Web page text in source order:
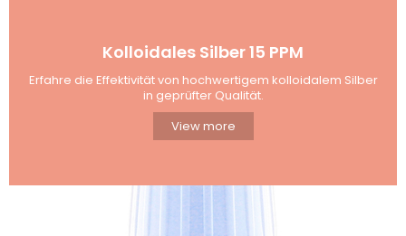
Kolloidales Silber 15 PPM
Erfahre die Effektivität von hochwertigem kolloidalem Silber
in geprüfter Qualität.
View more